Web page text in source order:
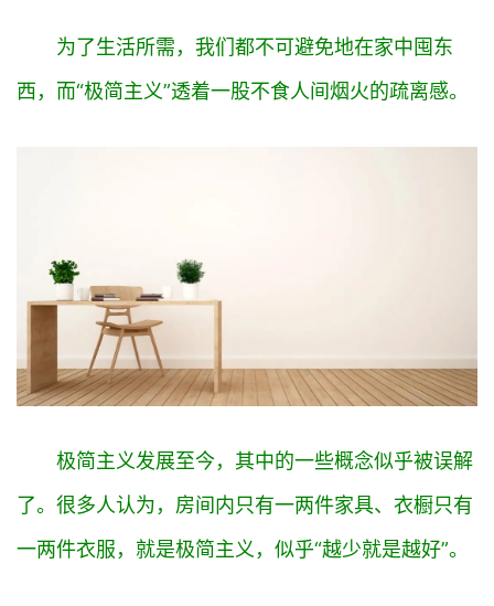
为了生活所需，我们都不可避免地在家中囤东
西，而“极简主义”透着一股不食人间烟火的疏离感。
极简主义发展至今，其中的一些概念似乎被误解
了。很多人认为，房间内只有一两件家具、衣橱只有
一两件衣服，就是极简主义，似乎“越少就是越好”。